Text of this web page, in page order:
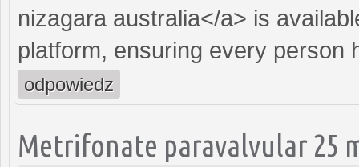
nizagara australia</a> is
platform, ensuring every person
odpowiedz
Metrifonate paravalvular 25